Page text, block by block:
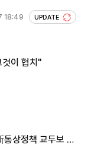
18:49 UPDATE
이 협치"
상정책 교두보 활